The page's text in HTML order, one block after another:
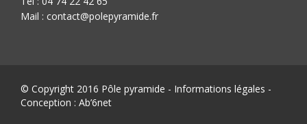
Mail : contact@polepyramide.fr
© Copyright 2016 Pôle pyramide - Informations légales -
Conception : Ab’6net